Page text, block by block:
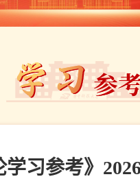
学习参考》